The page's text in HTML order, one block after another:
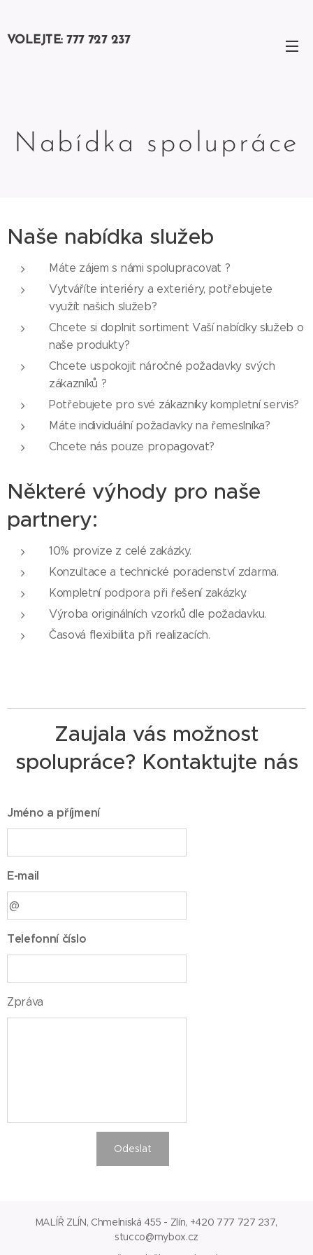
VOLEJTE: 777 727 237
Nabídka spolupráce
Naše nabídka služeb
Máte zájem s námi spolupracovat ?
Vytváříte interiéry a exteriéry, potřebujete
využít našich služeb?
Chcete si doplnit sortiment Vaší nabídky služeb o
naše produkty?
Chcete uspokojit náročné požadavky svých
zákazníků ?
Potřebujete pro své zákazníky kompletní servis?
Máte individuální požadavky na řemeslníka?
Chcete nás pouze propagovat?
Některé výhody pro naše
partnery:
10% provize z celé zakázky.
Konzultace a technické poradenství zdarma.
Kompletní podpora při řešení zakázky.
Výroba originálních vzorků dle požadavku.
Časová flexibilita při realizacích.
Zaujala vás možnost
spolupráce? Kontaktujte nás
Jméno a příjmení
E-mail
Telefonní číslo
Zpráva
Odeslat
MALÍŘ ZLÍN, Chmelniská 455 - Zlín, +420 777 727 237,
stucco@mybox.cz